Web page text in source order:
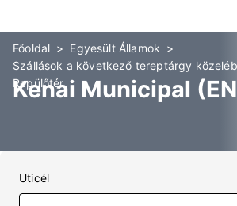
Főoldal
Egyesült Államok
Szállások a következő tereptárgy
Repülőtér
Kenai Municipal
Uticél